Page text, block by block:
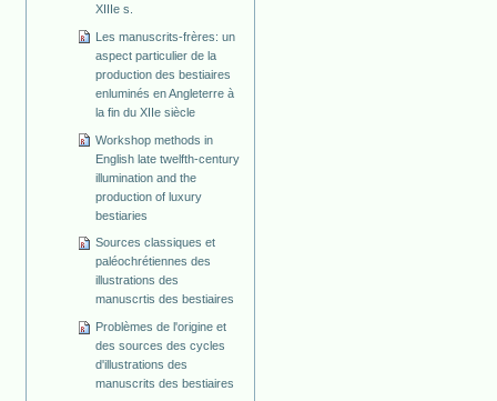
XIIIe s.
Les manuscrits-frères: un
aspect particulier de la
production des bestiaires
enluminés en Angleterre à
la fin du XIIe siècle
Workshop methods in
English late twelfth-century
illumination and the
production of luxury
bestiaries
Sources classiques et
paléochrétiennes des
illustrations des
manuscrtis des bestiaires
Problèmes de l'origine et
des sources des cycles
d'illustrations des
manuscrits des bestiaires